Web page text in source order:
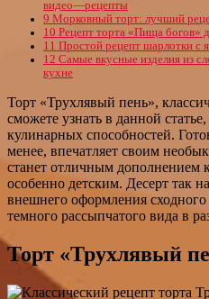
видео—рецепты
9 Морковный торт: лучший
10 Рецепт торта «Пища богов»
11 Простой рецепт шарлотки с
12 Самые вкусные изделия из
кухне
Торт «Трухлявый пень»,
сможете узнать в данной
кулинарных способностей.
менее, впечатляет своим
станет отличным дополнением
особенно детским. Десерт так
внешнего оформления
темного рассыпчатого вида в
Торт «Трухлявый